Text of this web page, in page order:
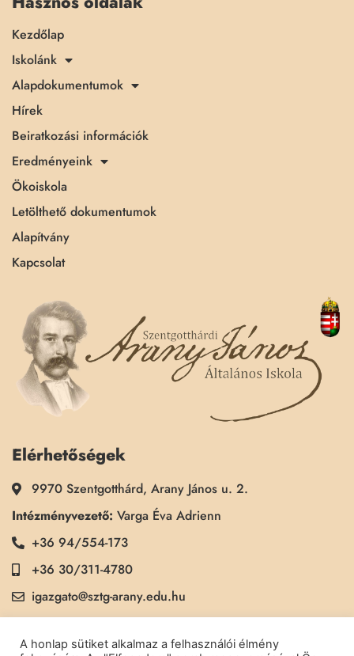
Kezdőlap
Iskolánk
Alapdokumentumok
Hírek
Beiratkozási információk
Eredményeink
Ökoiskola
Letölthető dokumentumok
Alapítvány
Kapcsolat
Elérhetőségek
9970 Szentgotthárd, Arany János u. 2.
Intézményvezető: Varga Éva Adrienn
+36 94/554-173
+36 30/311-4780
igazgato@sztg-arany.edu.hu
Titkárság:Kimmel Kinga
+36 30/311-5790
A honlap sütiket alkalmaz a felhasználói élmény